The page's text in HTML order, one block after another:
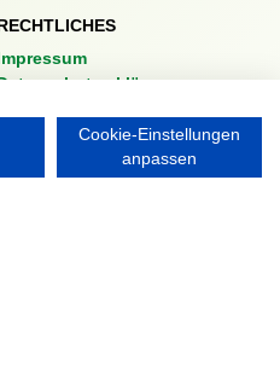
Cookie-Einstellungen
anpassen